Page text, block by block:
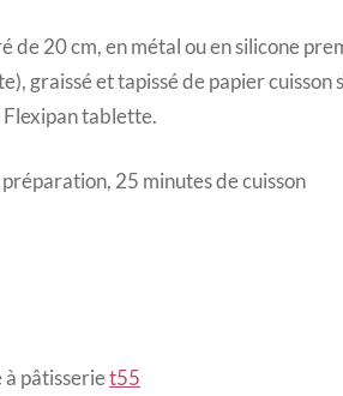
de 20 cm, en métal ou en silicone
graissé et tapissé de papier cuisson
tablette.
25 minutes de cuisson
pâtisseriet55